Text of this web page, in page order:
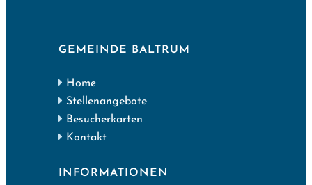
GEMEINDE BALTRUM
Home
Stellenangebote
Besucherkarten
Kontakt
INFORMATIONEN